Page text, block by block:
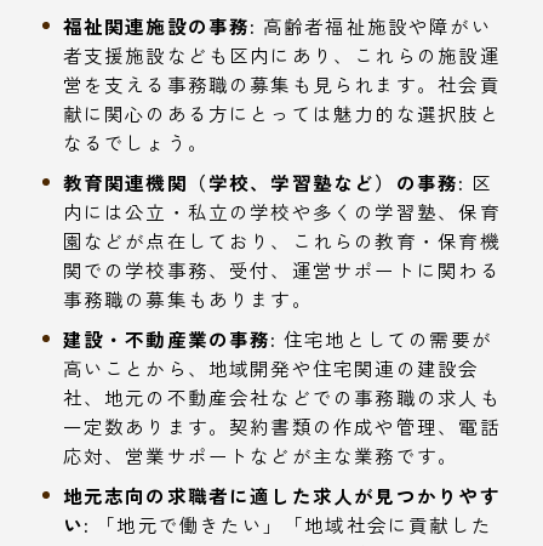
福祉関連施設の事務: 高齢者福祉施設や障がい
者支援施設なども区内にあり、これらの施設運
営を支える事務職の募集も見られます。社会貢
献に関心のある方にとっては魅力的な選択肢と
なるでしょう。
教育関連機関（学校、学習塾など）の事務: 区
内には公立・私立の学校や多くの学習塾、保育
園などが点在しており、これらの教育・保育機
関での学校事務、受付、運営サポートに関わる
事務職の募集もあります。
建設・不動産業の事務: 住宅地としての需要が
高いことから、地域開発や住宅関連の建設会
社、地元の不動産会社などでの事務職の求人も
一定数あります。契約書類の作成や管理、電話
応対、営業サポートなどが主な業務です。
地元志向の求職者に適した求人が見つかりやす
い: 「地元で働きたい」「地域社会に貢献した